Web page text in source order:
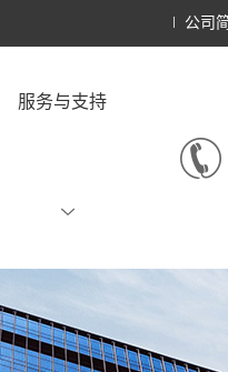
公司
服务与支持